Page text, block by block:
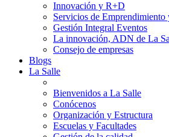
Innovación y R+D
Servicios de Emprendimiento
Gestión Integral Eventos
La innovación, ADN de La
Consejo de empresas
Blogs
La Salle
Bienvenidos a La Salle
Conócenos
Organización y Estructura
Escuelas y Facultades